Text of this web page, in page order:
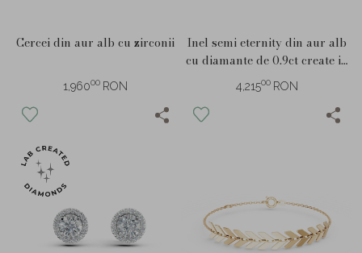
Cercei din aur alb cu zirconii
1,96000 RON
Inel semi eternity din aur alb
cu diamante de 0.9ct create in
laborator
4,21500 RON